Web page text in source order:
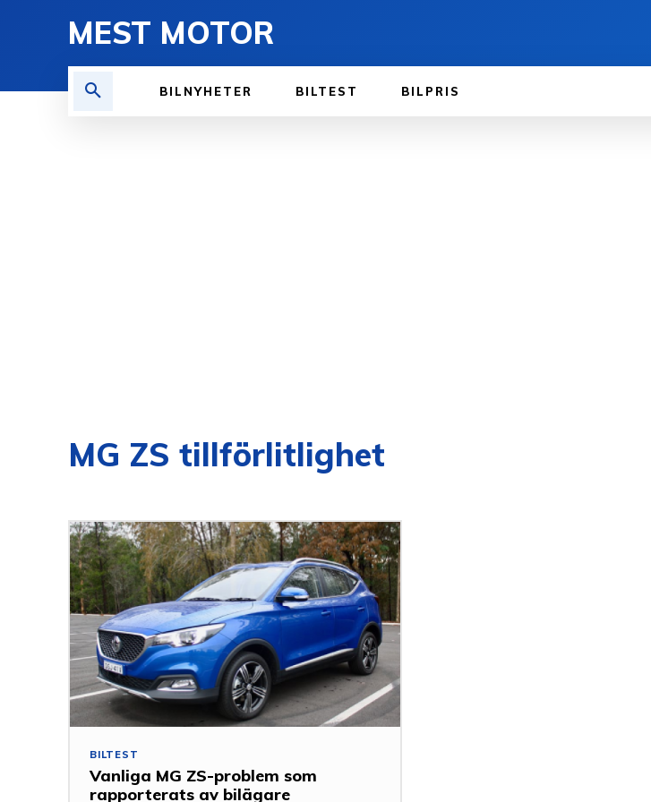
MEST MOTOR
BILNYHETER BILTEST BILPRIS
MG ZS tillförlitlighet
BILTEST
Vanliga MG ZS-problem som
rapporterats av bilägare